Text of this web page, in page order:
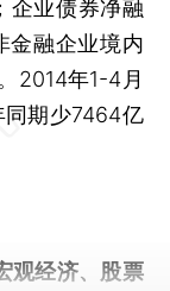
企业债券净融
金融企业境内
2014年1-4月
同期少7464亿
观经济、股票